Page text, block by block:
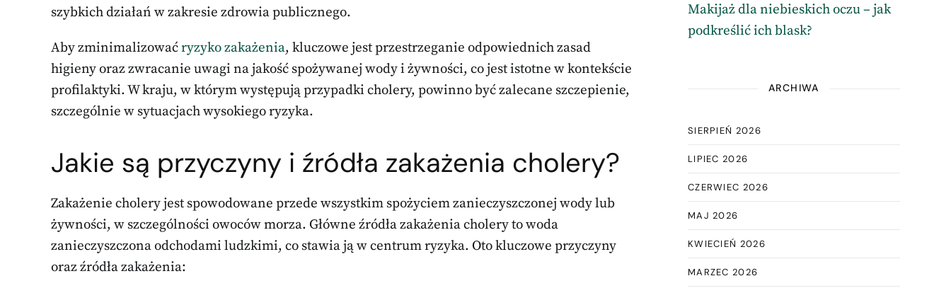
szybkich działań w zakresie zdrowia publicznego.
Aby zminimalizowaćryzyko zakażenia, kluczowe jest przestrzeganie odpowiednich zasad
higieny oraz zwracanie uwagi na jakość spożywanej wody i żywności, co jest istotne w kontekście
profilaktyki. W kraju, w którym występują przypadki cholery, powinno być zalecane szczepienie,
szczególnie w sytuacjach wysokiego ryzyka.
Jakie są przyczyny i źródła zakażenia cholery?
Zakażenie cholery jest spowodowane przede wszystkim spożyciem zanieczyszczonej wody lub
żywności, w szczególności owoców morza. Główne źródła zakażenia cholery to woda
zanieczyszczona odchodami ludzkimi, co stawia ją w centrum ryzyka. Oto kluczowe przyczyny
oraz źródła zakażenia:
Makijaż dla niebieskich oczu – jak
podkreślić ich blask?
ARCHIWA
SIERPIEŃ 2026
LIPIEC 2026
CZERWIEC 2026
MAJ 2026
KWIECIEŃ 2026
MARZEC 2026